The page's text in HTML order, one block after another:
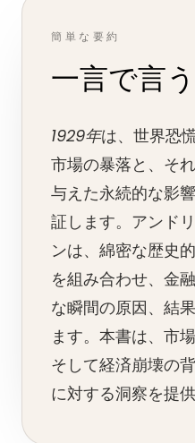
簡単な要約
一言で言う
1929年は、世界恐
市場の暴落と、そ
与えた永続的な影
証します。アンド
ンは、綿密な歴史
を組み合わせ、金
な瞬間の原因、結
ます。本書は、市
そして経済崩壊の
に対する洞察を提供